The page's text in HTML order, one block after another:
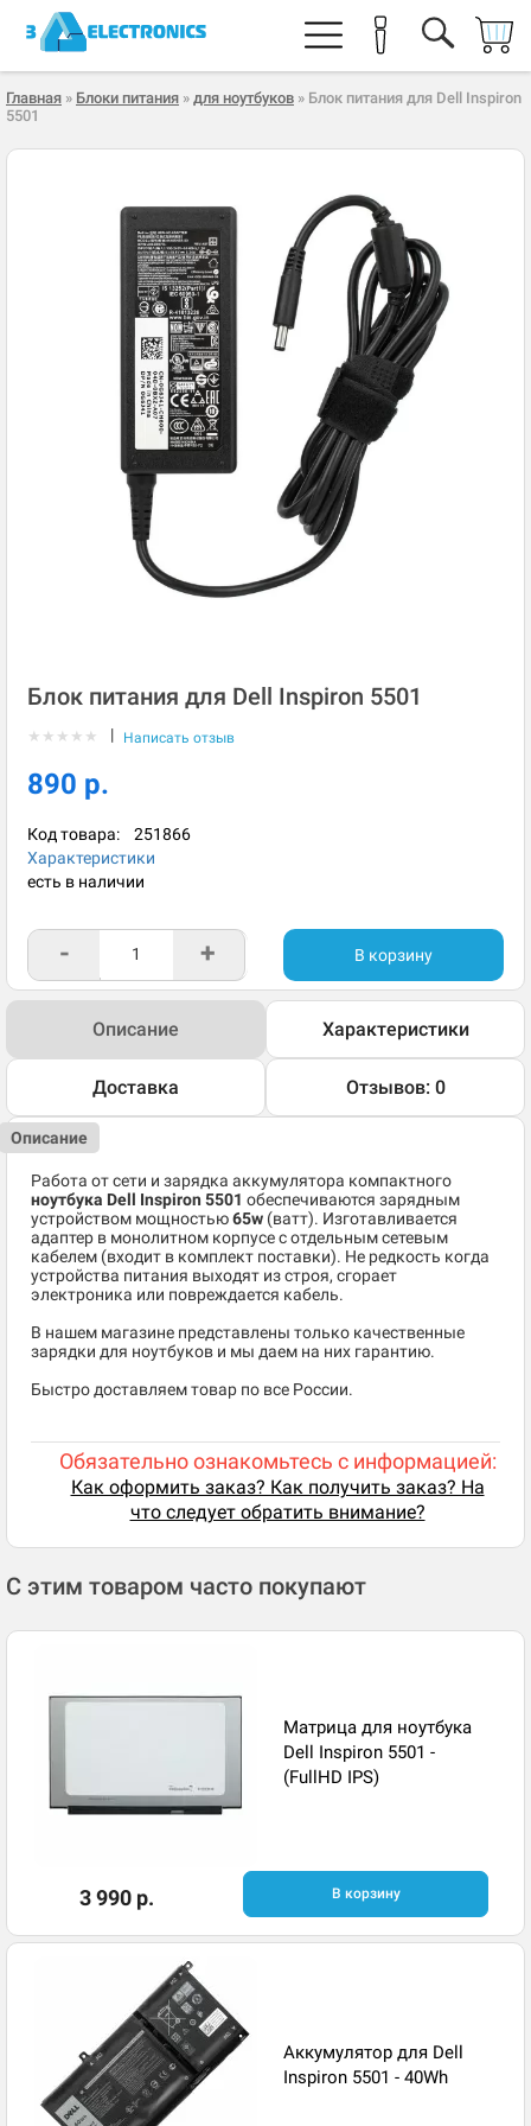
Главная » Блоки питания » для ноутбуков » Блок питания для Dell Inspiron
5501
Блок питания для Dell Inspiron 5501
★ ★ ★ ★ ★ | Написать отзыв
890 р.
Код товара: 251866
Характеристики
есть в наличии
- + В корзину
Описание Характеристики
Доставка Отзывов: 0
Описание
Работа от сети и зарядка аккумулятора компактного
ноутбука Dell Inspiron 5501 обеспечиваются зарядным
устройством мощностью65w (ватт). Изготавливается
адаптер в монолитном корпусе с отдельным сетевым
кабелем (входит в комплект поставки). Не редкость когда
устройства питания выходят из строя, сгорает
электроника или повреждается кабель.
В нашем магазине представлены только качественные
зарядки для ноутбуков и мы даем на них гарантию.
Быстро доставляем товар по все России.
Обязательно ознакомьтесь с информацией:
Как оформить заказ? Как получить заказ? На
что следует обратить внимание?
С этим товаром часто покупают
Матрица для ноутбука
Dell Inspiron 5501 -
(FullHD IPS)
3 990 р. В корзину
Аккумулятор для Dell
Inspiron 5501 - 40Wh